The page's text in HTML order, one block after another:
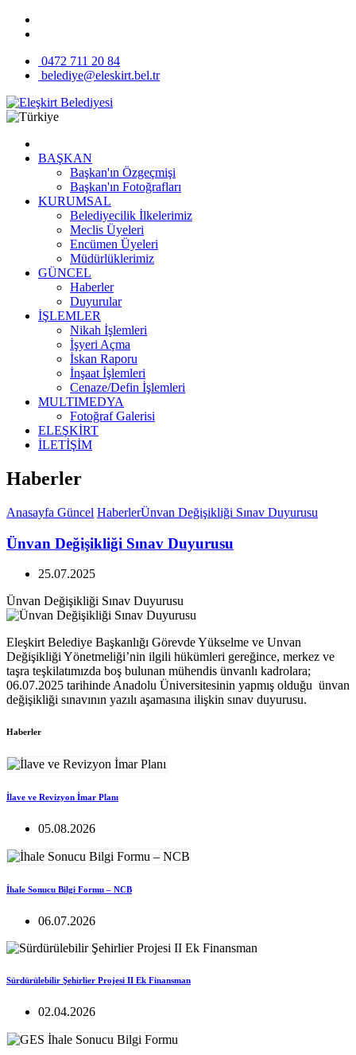
0472 711 20 84
belediye@eleskirt.bel.tr
BAŞKAN
Başkan'ın Özgeçmişi
Başkan'ın Fotoğrafları
KURUMSAL
Belediyecilik İlkelerimiz
Meclis Üyeleri
Encümen Üyeleri
Müdürlüklerimiz
GÜNCEL
Haberler
Duyurular
İŞLEMLER
Nikah İşlemleri
İşyeri Açma
İskan Raporu
İnşaat İşlemleri
Cenaze/Defin İşlemleri
MULTIMEDYA
Fotoğraf Galerisi
ELEŞKİRT
İLETİŞİM
Haberler
Anasayfa Güncel HaberlerÜnvan Değişikliği Sınav Duyurusu
Ünvan Değişikliği Sınav Duyurusu
25.07.2025
Ünvan Değişikliği Sınav Duyurusu
Eleşkirt Belediye Başkanlığı Görevde Yükselme ve Unvan
Değişikliği Yönetmeliği’nin ilgili hükümleri gereğince, merkez ve
taşra teşkilatımızda boş bulunan mühendis ünvanlı kadrolara;
06.07.2025 tarihinde Anadolu Üniversitesinin yapmış olduğu ünvan
değişikliği sınavının yazılı aşamasına ilişkin sınav duyurusu.
Haberler
İlave ve Revizyon İmar Planı
05.08.2026
İhale Sonucu Bilgi Formu – NCB
06.07.2026
Sürdürülebilir Şehirlier Projesi II Ek Finansman
02.04.2026